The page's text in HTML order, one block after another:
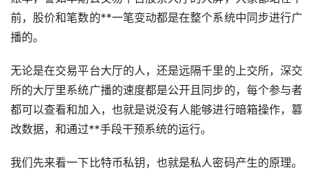
前，股价和笔数的**一笔变动都是在整个系统中同步进行广
播的。
无论是在交易平台大厅的人，还是远隔千里的上交所，深交
所的大厅里系统广播的速度都是公开且同步的，每个参与者
都可以查看和加入，也就是说没有人能够进行暗箱操作，篡
改数据，和通过**手段干预系统的运行。
我们先来看一下比特币私钥，也就是私人密码产生的原理。